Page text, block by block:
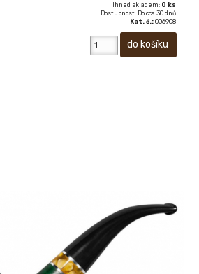
Ihned skladem: 0 ks
Dostupnost: Do cca 30 dnů
Kat. č.: 006908
18-ti let! Novinka jara 2020. Sametově matný,
vám pak dává především pocítit, jak příjemné je